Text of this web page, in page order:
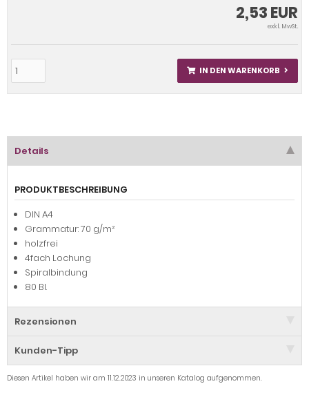
2,53 EUR
exkl. MwSt.
IN DEN WARENKORB
Details
PRODUKTBESCHREIBUNG
DIN A4
Grammatur: 70 g/m²
holzfrei
4fach Lochung
Spiralbindung
80 Bl.
Rezensionen
Kunden-Tipp
Diesen Artikel haben wir am 11.12.2023 in unseren Katalog aufgenommen.